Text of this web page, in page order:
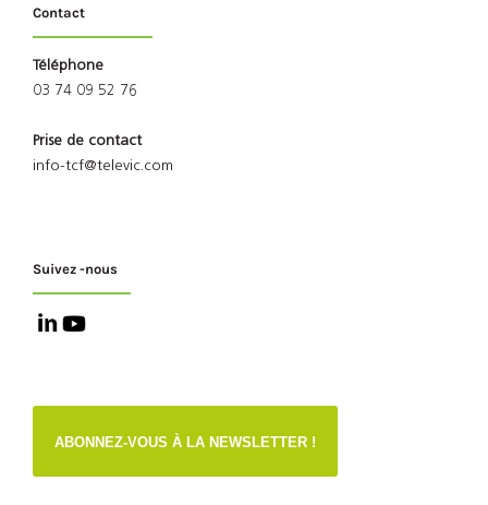
Contact
Téléphone
03 74 09 52 76
Prise de contact
info-tcf@televic.com
Suivez -nous
ABONNEZ-VOUS À LA NEWSLETTER !